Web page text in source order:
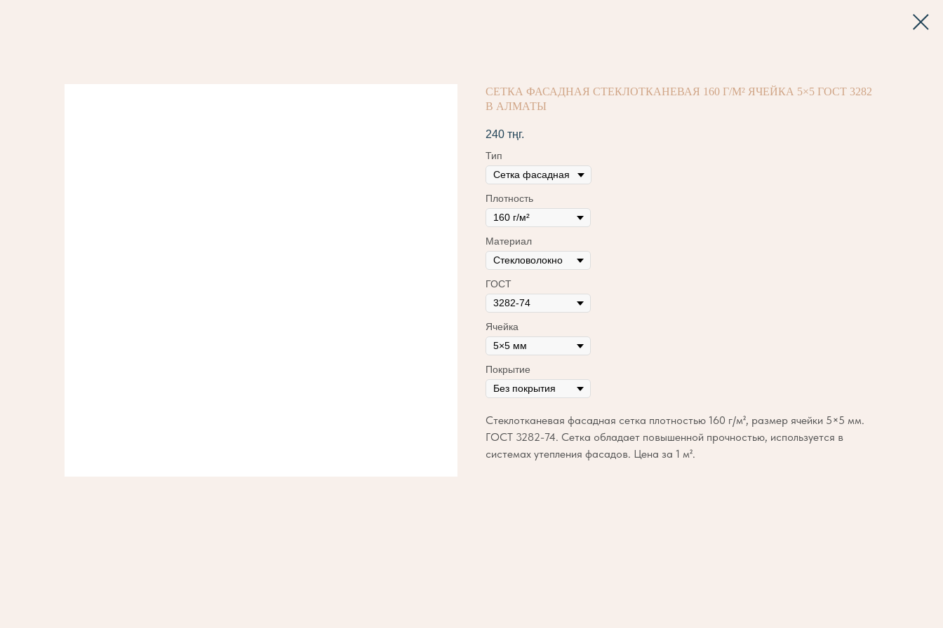
СЕТКА ФАСАДНАЯ СТЕКЛОТКАНЕВАЯ 160 Г/М² ЯЧЕЙКА 5×5 ГОСТ 3282
В АЛМАТЫ
240 тңг.
Тип
Плотность
Материал
ГОСТ
Ячейка
Покрытие
Стеклотканевая фасадная сетка плотностью 160 г/м², размер ячейки 5×5 мм.
ГОСТ 3282-74. Сетка обладает повышенной прочностью, используется в
системах утепления фасадов. Цена за 1 м².